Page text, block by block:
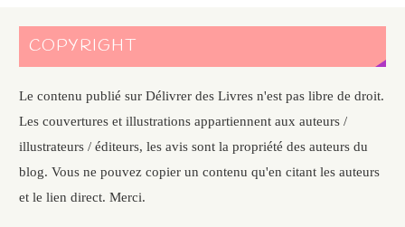
COPYRIGHT
Le contenu publié sur Délivrer des Livres n'est pas libre de droit.
Les couvertures et illustrations appartiennent aux auteurs /
illustrateurs / éditeurs, les avis sont la propriété des auteurs du
blog. Vous ne pouvez copier un contenu qu'en citant les auteurs
et le lien direct. Merci.